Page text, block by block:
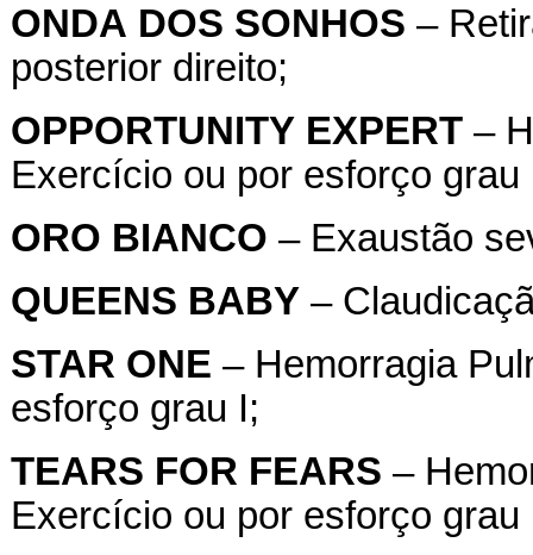
ONDA DOS SONHOS –
posterior direito;
OPPORTUNITY EXPERT–
Exercício ou por esforço grau
ORO BIANCO – Exaustão
QUEENS BABY–
STAR ONE – Hemorragia
esforço grau I;
TEARS FOR FEARS –
Exercício ou por esforço grau